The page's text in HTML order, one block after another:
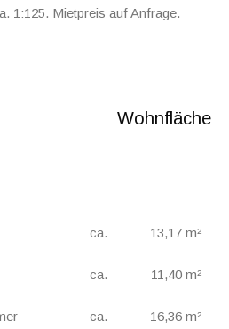
1:125. Mietpreis auf Anfrage.
Wohnfläche
ca. 13,17 m²
ca. 11,40 m²
ca. 16,36 m²